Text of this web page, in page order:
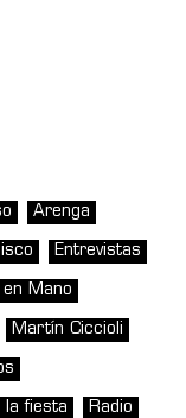
Arenga
Entrevistas
en Mano
Martín Ciccioli
la fiesta Radio